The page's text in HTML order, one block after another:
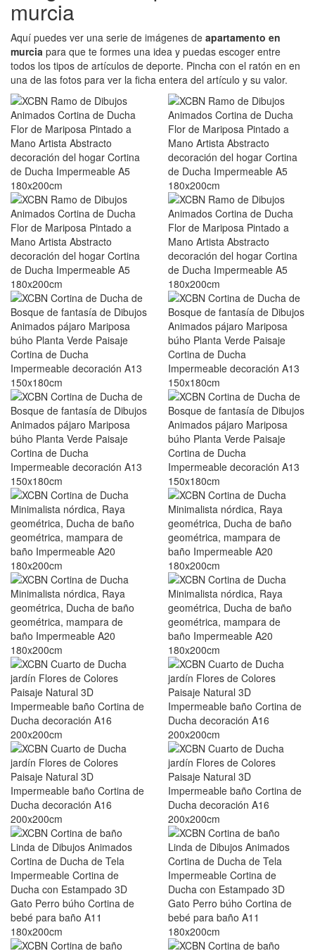
murcia
Aquí puedes ver una serie de imágenes de apartamento en
murcia para que te formes una idea y puedas escoger entre
todos los tipos de artículos de deporte. Pincha con el ratón en en
una de las fotos para ver la ficha entera del artículo y su valor.